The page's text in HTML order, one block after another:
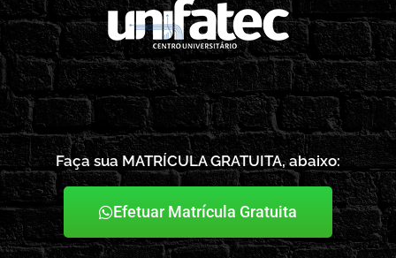
Faça sua MATRÍCULA GRATUITA, abaixo:
Efetuar Matrícula Gratuita